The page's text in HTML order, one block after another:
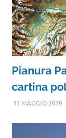
Pianura
cartina
11 MAGGIO 2019